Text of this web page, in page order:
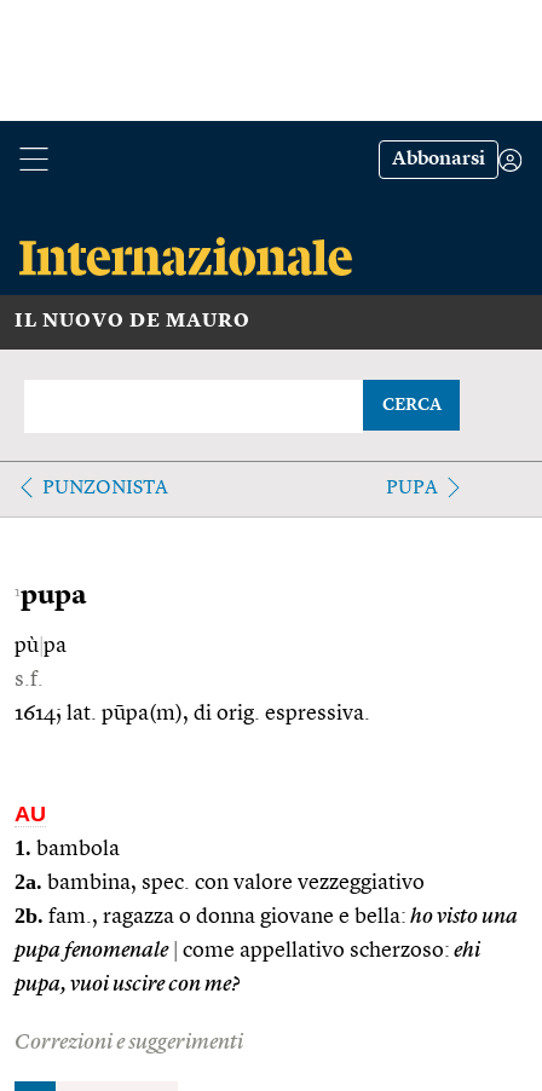
Abbonarsi
IL NUOVO DE MAURO
CERCA
PUNZONISTA PUPA
1pupa
pù pa
s.f.
1614; lat. pūpa(m), di orig. espressiva.
AU
1. bambola
2a. bambina, spec. con valore vezzeggiativo
2b. fam., ragazza o donna giovane e bella: ho visto una
pupa fenomenale
come appellativo scherzoso: ehi
pupa, vuoi uscire con me?
Correzioni e suggerimenti